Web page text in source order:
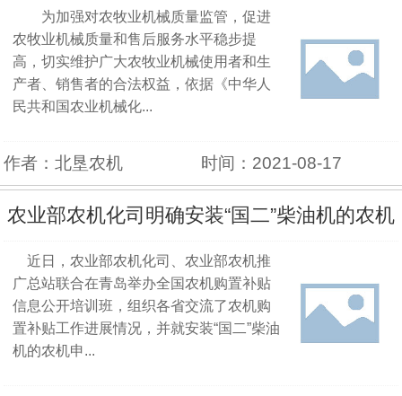
调查结果的通报
为加强对农牧业机械质量监管，促进
农牧业机械质量和售后服务水平稳步提
高，切实维护广大农牧业机械使用者和生
产者、销售者的合法权益，依据《中华人
民共和国农业机械化...
作者：北垦农机 时间：2021-08-17
农业部农机化司明确安装“国二”柴油机的农机
产品农机购置补贴办理时限
近日，农业部农机化司、农业部农机推
广总站联合在青岛举办全国农机购置补贴
信息公开培训班，组织各省交流了农机购
置补贴工作进展情况，并就安装“国二”柴油
机的农机申...